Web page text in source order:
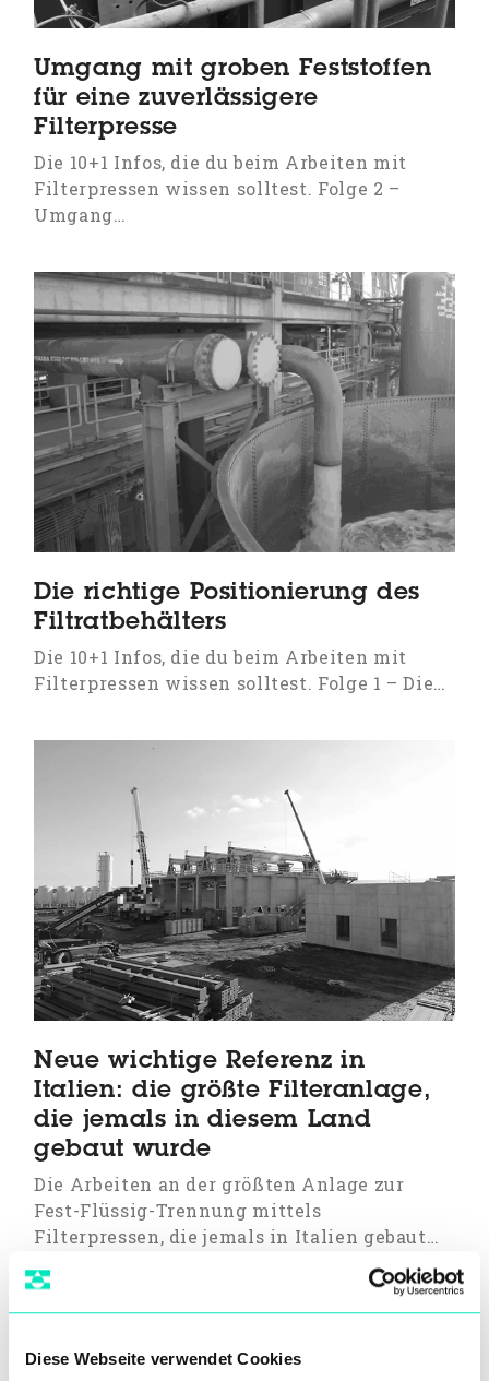
Diese Webseite verwendet Cookies
Umgang mit groben Feststoffen
für eine zuverlässigere
Filterpresse
Die 10+1 Infos, die du beim Arbeiten mit
Filterpressen wissen solltest. Folge 2 –
Umgang…
Die richtige Positionierung des
Filtratbehälters
Die 10+1 Infos, die du beim Arbeiten mit
Filterpressen wissen solltest. Folge 1 – Die…
Neue wichtige Referenz in
Italien: die größte Filteranlage,
die jemals in diesem Land
gebaut wurde
Die Arbeiten an der größten Anlage zur
Fest-Flüssig-Trennung mittels
Filterpressen, die jemals in Italien gebaut…